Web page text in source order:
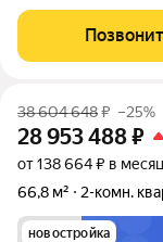
расположение 15
станции метро
38 604 648₽ –25%
28 953 488₽
от 138 664 ₽ в месяц
66,8 м²
2-комн.
новостройка